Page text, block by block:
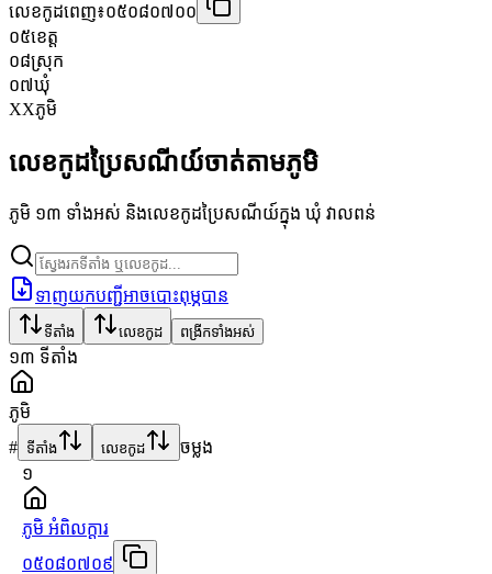
លេខកូដពេញ៖០៥០៨០៧០០
០៥ខេត្ត
០៨ស្រុក
០៧ឃុំ
XXភូមិ
លេខកូដប្រៃសណីយ៍ចាត់តាមភូមិ
ភូមិ ១៣ ទាំងអស់ និងលេខកូដប្រៃសណីយ៍ក្នុង ឃុំ វាលពន់
ទាញយកបញ្ជីអាចបោះពុម្ភបាន
ទីតាំង លេខកូដ ពង្រីកទាំងអស់
១៣ ទីតាំង
ភូមិ
# ទីតាំង លេខកូដ
ចម្លង
១
ភូមិ អំពិលក្ដារ
០៥០៨០៧០៩